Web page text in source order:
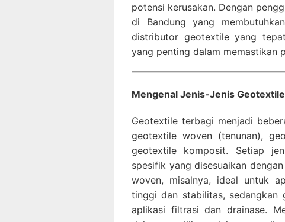
potensi kerusakan. Dengan
di Bandung yang
distributor geotextile yang
yang penting dalam memastikan
Mengenal Jenis-Jenis
Geotextile terbagi menjadi
geotextile woven (tenunan),
geotextile komposit. Setiap
spesifik yang disesuaikan
woven, misalnya, ideal untuk
tinggi dan stabilitas,
aplikasi filtrasi dan drainase.